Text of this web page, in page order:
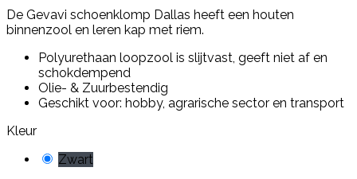
De Gevavi schoenklomp Dallas heeft een houten
binnenzool en leren kap met riem.
Polyurethaan loopzool is slijtvast, geeft niet af en
schokdempend
Olie- & Zuurbestendig
Geschikt voor: hobby, agrarische sector en transport
Kleur
Zwart